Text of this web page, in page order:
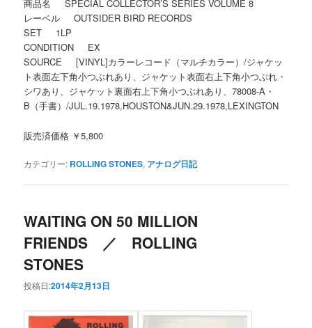
商品名 SPECIAL COLLECTOR’S SERIES VOLUME 8
レーベル OUTSIDER BIRD RECORDS
SET 1LP
CONDITION EX
SOURCE [VINYL]カラーレコード（マルチカラー）/ジャケッ
ト表面左下角小つぶれあり、ジャケット表面右上下角小つぶれ・
シワあり、ジャケット裏面右上下角小つぶれあり、78008-A・
B（手書）/JUL.19.1978,HOUSTON&JUN.29.1978,LEXINGTON
販売済価格 ￥5,800
カテゴリー: ROLLING STONES, アナログ日記
WAITING ON 50 MILLION
FRIENDS ／ ROLLING
STONES
投稿日:2014年2月13日